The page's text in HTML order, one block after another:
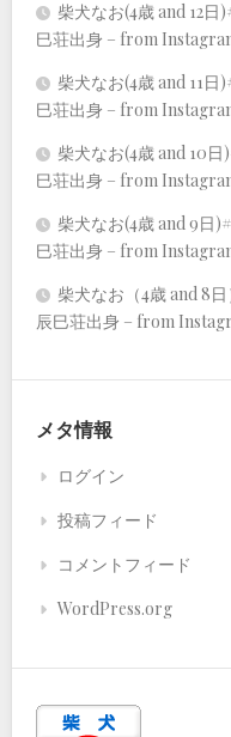
柴犬なお(4歳 and 12
巳荘出身 – from
柴犬なお(4歳 and 11
巳荘出身 – from
柴犬なお(4歳 and 10
巳荘出身 – from
柴犬なお(4歳 and 9日
巳荘出身 – from
柴犬なお（4歳 and 8
辰巳荘出身 – from
メタ情報
ログイン
投稿フィード
コメントフィード
WordPress.org